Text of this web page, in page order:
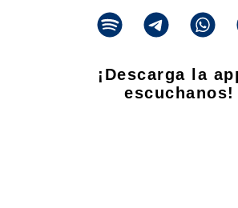
¡Descarga la
escuchanos!